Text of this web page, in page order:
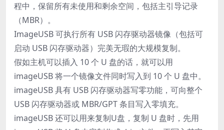
程中，保留所有未使用和剩余空间，包括主引导记录
（MBR）。
ImageUSB 可执行所有 USB 闪存驱动器镜像（包括可
启动 USB 闪存驱动器）完美无瑕的大规模复制。
假如主机可以插入 10 个 U 盘的话，就可以用
imageUSB 将一个镜像文件同时写入到 10 个 U 盘中。
imageUSB 具有 USB 闪存驱动器写零功能，可向整个
USB 闪存驱动器或 MBR/GPT 条目写入零填充。
imageUSB 还可以用来复制U盘，复制 U 盘时，先用